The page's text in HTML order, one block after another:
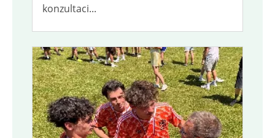
konzultaci...